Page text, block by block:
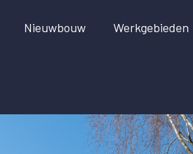
Nieuwbouw Werkgebieden